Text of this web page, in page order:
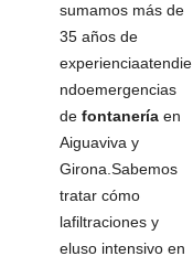
sumamos más de
35 años de
experienciaatendie
ndoemergencias
de fontanería en
Aiguaviva y
Girona.Sabemos
tratar cómo
lafiltraciones y
eluso intensivo en